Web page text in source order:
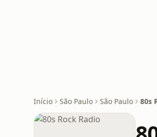
Início São Paulo São Paulo 80s